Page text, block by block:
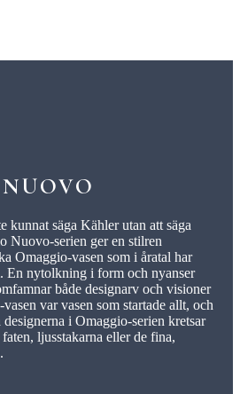
en stark referens till gamla
och intresse för äldre tider i
form och handmålade
Nuovo det historiska
blomsterentusiaster och
kunnat säga Kähler utan att säga
Nuovo-serien ger en stilren
Omaggio-vasen som i åratal har
En nytolkning i form och nyanser
både designarv och visioner
var vasen som startade allt, och
designerna i Omaggio-serien kretsar
ljusstakarna eller de fina,